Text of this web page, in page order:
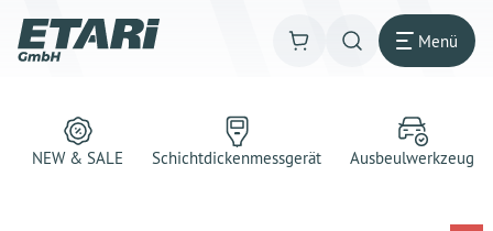
Menü
NEW & SALE Schichtdickenmessgerät Ausbeulwerkzeug